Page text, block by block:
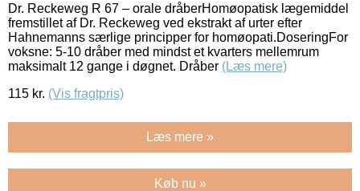
Dr. Reckeweg R 67 – orale dråberHomøopatisk lægemiddel
fremstillet af Dr. Reckeweg ved ekstrakt af urter efter
Hahnemanns særlige principper for homøopati.DoseringFor
voksne: 5-10 dråber med mindst et kvarters mellemrum
maksimalt 12 gange i døgnet. Dråber (Læs mere)
115 kr. (Vis fragtpris)
Læs mere »
Køb nu »